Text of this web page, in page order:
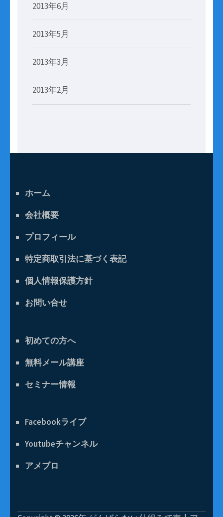
2013年6月
2013年5月
2013年3月
2013年2月
ホーム
会社概要
プロフィール
特定商取引法に基づく表記
個人情報保護方針
お問い合せ
初めての方へ
無料メール講座
セミナー情報
Facebookライブ
Youtubeチャンネル
アメブロ